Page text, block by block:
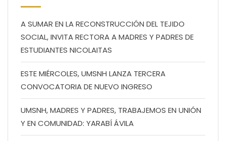
A SUMAR EN LA RECONSTRUCCIÓN DEL TEJIDO
SOCIAL, INVITA RECTORA A MADRES Y PADRES DE
ESTUDIANTES NICOLAITAS
ESTE MIÉRCOLES, UMSNH LANZA TERCERA
CONVOCATORIA DE NUEVO INGRESO
UMSNH, MADRES Y PADRES, TRABAJEMOS EN UNIÓN
Y EN COMUNIDAD: YARABÍ ÁVILA